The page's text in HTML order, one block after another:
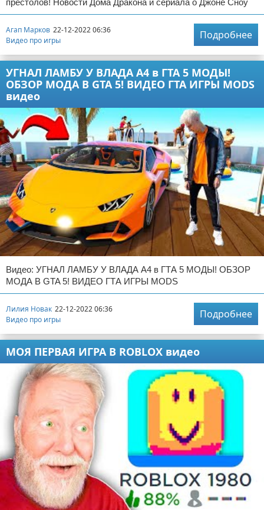
престолов! Новости Дома Дракона и сериала о Джоне Сноу
Агап Марков 22-12-2022 06:36
Видео про игры
Подробнее
УГНАЛ ЛАМБУ У ВЛАДА А4 в ГТА 5 МОДЫ!
ОБЗОР МОДА В GTA 5! ВИДЕО ГТА ИГРЫ MODS
видео
Видео: УГНАЛ ЛАМБУ У ВЛАДА А4 в ГТА 5 МОДЫ! ОБЗОР
МОДА В GTA 5! ВИДЕО ГТА ИГРЫ MODS
Лилия Новак 22-12-2022 06:36
Видео про игры
Подробнее
МОЯ ПЕРВАЯ ИГРА В ROBLOX видео